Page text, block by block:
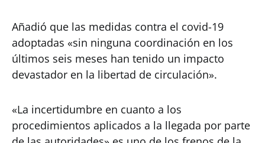
Añadió que las medidas contra el covid-19
adoptadas «sin ninguna coordinación en los
últimos seis meses han tenido un impacto
devastador en la libertad de circulación».
«La incertidumbre en cuanto a los
procedimientos aplicados a la llegada por parte